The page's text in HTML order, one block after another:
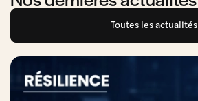
Toutes les actualités